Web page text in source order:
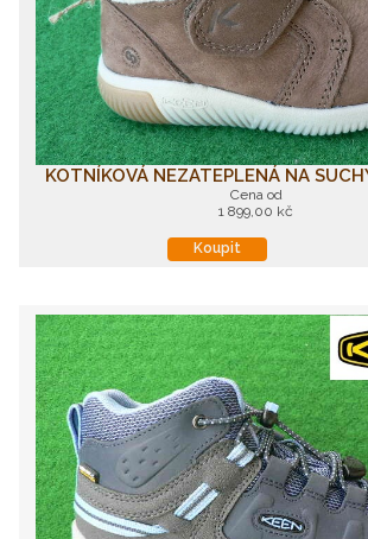
KOTNÍKOVÁ NEZATEPLENÁ NA
Cena od
1 899,00 kč
Koupit